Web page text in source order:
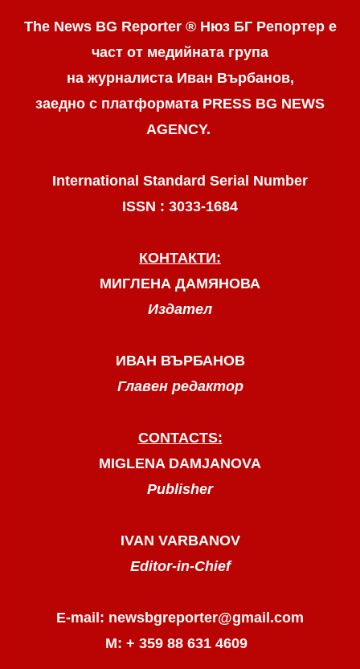
The News BG Reporter ® Нюз БГ Репортере
част от медийната група
на журналиста Иван Върбанов,
заедно с платформата PRESS BG NEWS
AGENCY.
International Standard Serial Number
ISSN : 3033-1684
КОНТАКТИ:
МИГЛЕНА ДАМЯНОВА
Издател
ИВАН ВЪРБАНОВ
Главен редактор
CONTACTS:
MIGLENA DAMJANOVA
Publisher
IVAN VARBANOV
Editor-in-Chief
E-mail: newsbgreporter@gmail.com
М: + 359 88 631 4609